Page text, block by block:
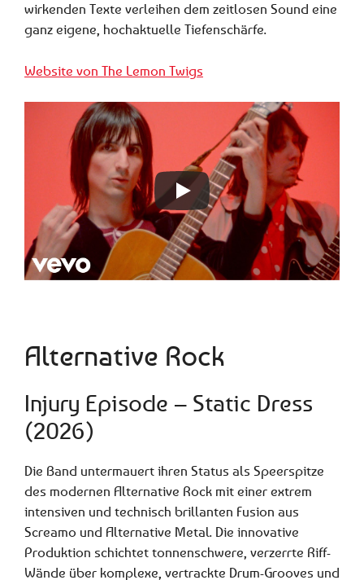
wirkenden Texte verleihen dem zeitlosen Sound eine
ganz eigene, hochaktuelle Tiefenschärfe.
Website von The Lemon Twigs
Alternative Rock
Injury Episode – Static Dress
(2026)
Die Band untermauert ihren Status als Speerspitze
des modernen Alternative Rock mit einer extrem
intensiven und technisch brillanten Fusion aus
Screamo und Alternative Metal. Die innovative
Produktion schichtet tonnenschwere, verzerrte Riff-
Wände über komplexe, vertrackte Drum-Grooves und